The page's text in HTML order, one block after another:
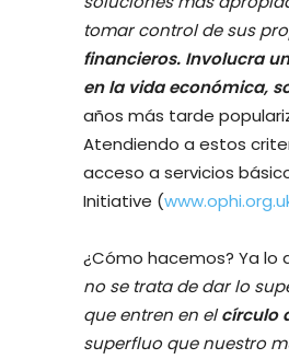
tomar control de sus
financieros. Involucra
en la vida económica,
años más tarde
Atendiendo a estos
acceso a servicios
Initiative (
¿Cómo hacemos? Ya lo
no se trata de dar lo
que entren en elcírculo
superfluo que nuestro